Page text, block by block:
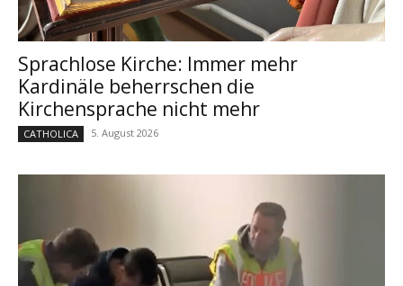
Sprachlose Kirche: Immer mehr
Kardinäle beherrschen die
Kirchensprache nicht mehr
CATHOLICA 5. August 2026